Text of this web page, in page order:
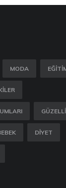
MODA
DIYET